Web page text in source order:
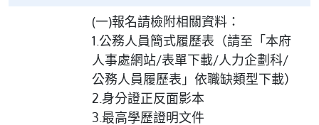
(一)報名請檢附相關資料：
1.公務人員簡式履歷表（請至「本府
人事處網站/表單下載/人力企劃科/
公務人員履歷表」依職缺類型下載）
2.身分證正反面影本
3.最高學歷證明文件